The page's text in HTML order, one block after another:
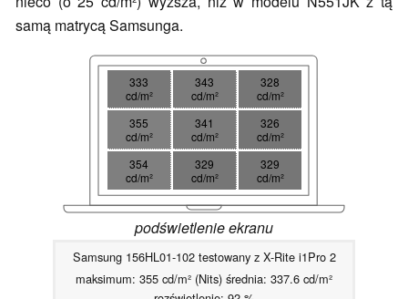
samą matrycą Samsunga.
333
cd/m²
343
cd/m²
328
cd/m²
355
cd/m²
341
cd/m²
326
cd/m²
354
cd/m²
329
cd/m²
329
cd/m²
podświetlenie ekranu
Samsung 156HL01-102 testowany z X-Rite i1Pro 2
maksimum: 355 cd/m² (Nits) średnia: 337.6 cd/m²